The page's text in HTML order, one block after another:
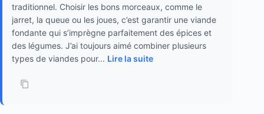
traditionnel. Choisir les bons morceaux, comme le
jarret, la queue ou les joues, c’est garantir une viande
fondante qui s’imprègne parfaitement des épices et
des légumes. J’ai toujours aimé combiner plusieurs
types de viandes pour... Lire la suite